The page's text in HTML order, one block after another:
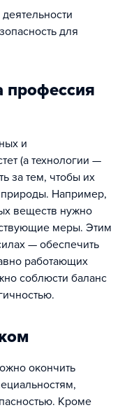
для
профессия
и
(а технологии —
за тем, чтобы их
природы. Например,
веществ нужно
меры. Этим
— обеспечить
работающих
соблюсти баланс
окончить
Кроме